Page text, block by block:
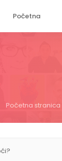
Početna
Početna stranica